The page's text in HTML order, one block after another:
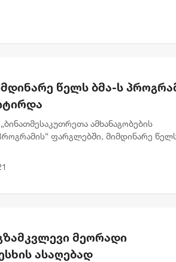
წელს ბმა-ს
ამხანაგობების
ფარგლებში, მიმდინარე
მეორადი
ასაღებად